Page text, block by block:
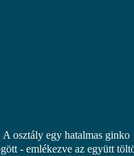
osztály egy hatalmas ginko
- emlékezve az együtt